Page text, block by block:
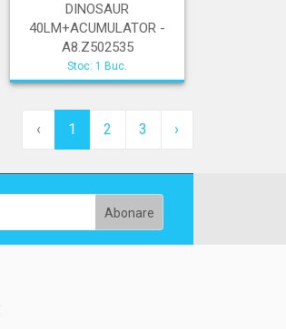
DINOSAUR
40LM+ACUMULATOR -
A8.Z502535
Stoc: 1 Buc.
‹ 1 2 3 ›